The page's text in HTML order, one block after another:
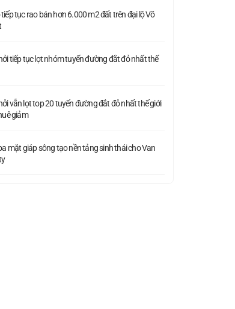
tục rao bán hơn 6.000 m2 đất trên đại lộ Võ
tiếp tục lọt nhóm tuyến đường đắt đỏ nhất thế
vẫn lọt top 20 tuyến đường đắt đỏ nhất thế giới
giảm
mặt giáp sông tạo nền tảng sinh thái cho Van